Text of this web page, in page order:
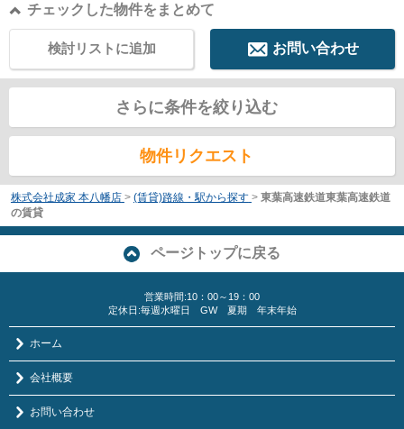
チェックした物件をまとめて
お問い合わせ
検討リストに追加
さらに条件を絞り込む
物件リクエスト
株式会社成家 本八幡店 > (賃貸)路線・駅から探す > 東葉高速鉄道東葉高速鉄道
の賃貸
ページトップに戻る
営業時間:10：00～19：00
定休日:毎週水曜日 GW 夏期 年末年始
ホーム
会社概要
お問い合わせ